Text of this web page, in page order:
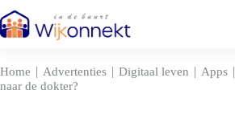
naar
de
Home | Advertenties | Digitaal leven | Apps |
naar de dokter?